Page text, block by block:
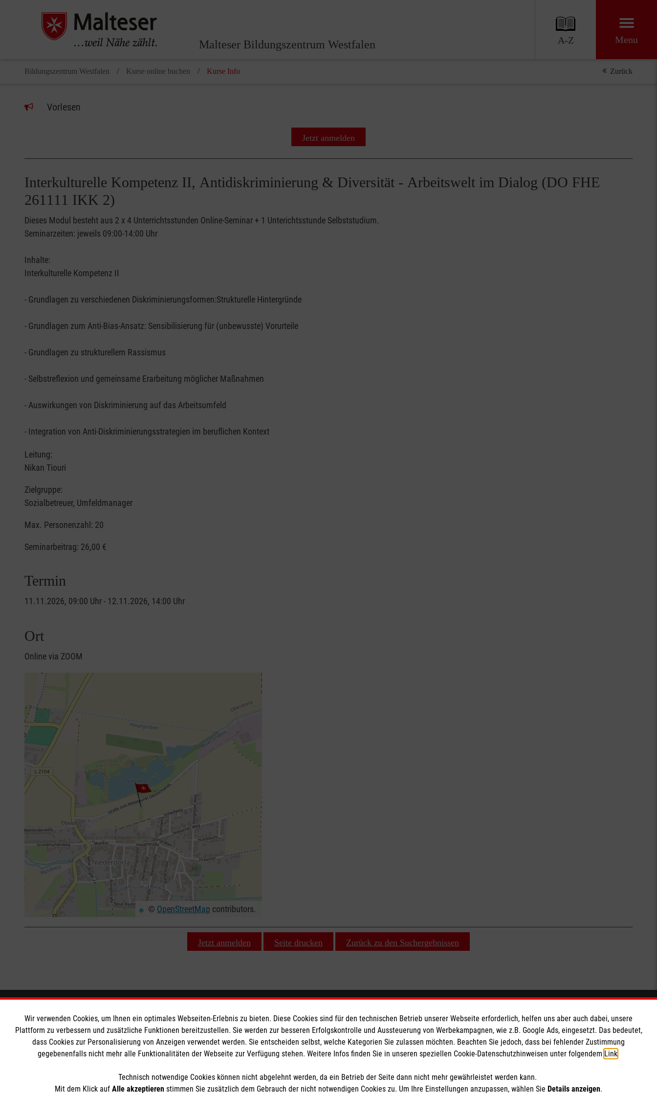
Malteser Bildungszentrum Westfalen A-Z Menu
Bildungszentrum Westfalen Kurse online buchen Kurse Info Zurück
Vorlesen
Jetzt anmelden
Interkulturelle Kompetenz II, Antidiskriminierung & Diversität - Arbeitswelt im Dialog (DO FHE
261111 IKK 2)
Dieses Modul besteht aus 2 x 4 Unterrichtsstunden Online-Seminar + 1 Unterichtsstunde Selbststudium.
Seminarzeiten: jeweils 09:00-14:00 Uhr
Inhalte:
Interkulturelle Kompetenz II
- Grundlagen zu verschiedenen Diskriminierungsformen:Strukturelle Hintergründe
- Grundlagen zum Anti-Bias-Ansatz: Sensibilisierung für (unbewusste) Vorurteile
- Grundlagen zu strukturellem Rassismus
- Selbstreflexion und gemeinsame Erarbeitung möglicher Maßnahmen
- Auswirkungen von Diskriminierung auf das Arbeitsumfeld
- Integration von Anti-Diskriminierungsstrategien im beruflichen Kontext
Leitung:
Nikan Tiouri
Zielgruppe:
Sozialbetreuer, Umfeldmanager
Max. Personenzahl: 20
Seminarbeitrag: 26,00 €
Termin
11.11.2026, 09:00 Uhr - 12.11.2026, 14:00 Uhr
Ort
Online via ZOOM
© OpenStreetMap contributors.
Jetzt anmelden Seite drucken Zurück zu den Suchergebnissen
Wir Malteser
Unsere Kurse
Das MBZ Westfalen
Informationen
Downloads
Kontakt
Datenschutz
Malteser online
Malteserorden
Malteser Jugend
Soziale Netzwerke
Wir verwenden Cookies, um Ihnen ein optimales Webseiten-Erlebnis zu bieten. Diese Cookies sind für den technischen Betrieb unserer Webseite erforderlich, helfen uns aber auch dabei, unsere
Plattform zu verbessern und zusätzliche Funktionen bereitzustellen. Sie werden zur besseren Erfolgskontrolle und Aussteuerung von Werbekampagnen, wie z.B. Google Ads, eingesetzt. Das bedeutet,
dass Cookies zur Personalisierung von Anzeigen verwendet werden. Sie entscheiden selbst, welche Kategorien Sie zulassen möchten. Beachten Sie jedoch, dass bei fehlender Zustimmung
gegebenenfalls nicht mehr alle Funktionalitäten der Webseite zur Verfügung stehen. Weitere Infos finden Sie in unseren speziellen Cookie-Datenschutzhinweisen unter folgendem Link
Technisch notwendige Cookies können nicht abgelehnt werden, da ein Betrieb der Seite dann nicht mehr gewährleistet werden kann.
Mit dem Klick auf Alle akzeptieren stimmen Sie zusätzlich dem Gebrauch der nicht notwendigen Cookies zu. Um Ihre Einstellungen anzupassen, wählen Sie Details anzeigen.